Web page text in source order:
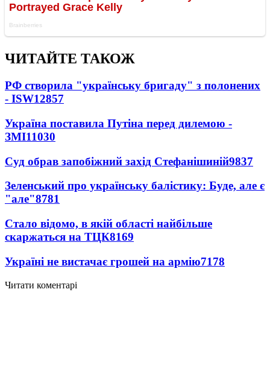
ЧИТАЙТЕ ТАКОЖ
РФ створила "українську бригаду" з полонених
- ISW12857
Україна поставила Путіна перед дилемою -
ЗМІ11030
Суд обрав запобіжний захід Стефанішиній9837
Зеленський про українську балістику: Буде, але є
"але"8781
Стало відомо, в якій області найбільше
скаржаться на ТЦК8169
Україні не вистачає грошей на армію7178
Читати коментарі